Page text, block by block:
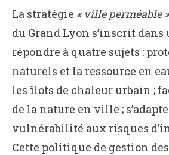
La stratégie « ville perméable »
du Grand Lyon s’inscrit
répondre à quatre sujets :
naturels et la ressource en
les îlots de chaleur urbain ;
de la nature en ville ;
vulnérabilité aux risques
Cette politique de gestion